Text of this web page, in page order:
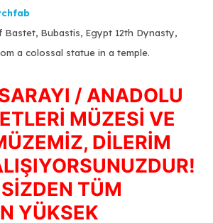
Bastet, Bubastis, Egypt 12th Dynasty,
a colossal statue in a temple.
/ ANADOLU
MÜZESİ VE
DİLERİM
TÜM
YÜKSEK